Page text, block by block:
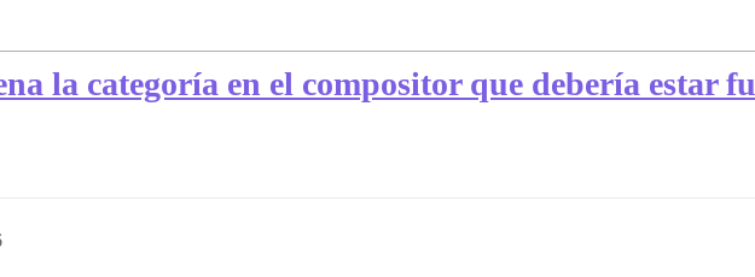
la categoría en el compositor que debería estar